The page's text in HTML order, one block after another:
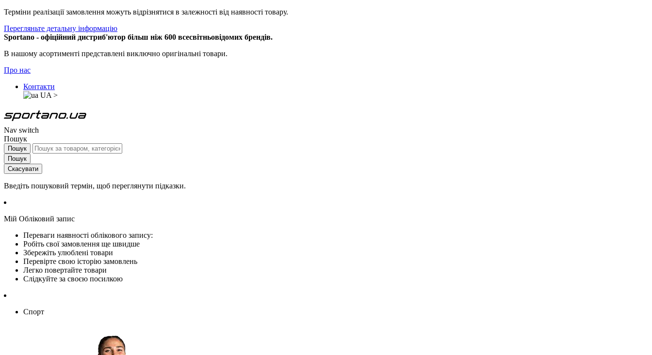
Терміни реалізації замовлення можуть відрізнятися в залежності від наявності товару.
Перегляньте детальну інформацію
Sportano - офіційний дистриб'ютор більш ніж 600 всесвітньовідомих брендів.
В нашому асортименті представлені виключно оригінальні товари.
Про нас
Контакти
UA >
Nav switch
Пошук
Пошук
Пошук
Скасувати
Введіть пошуковий термін, щоб переглянути підказки.
Мій Обліковий запис
Переваги наявності облікового запису:
Робіть свої замовлення ще швидше
Збережіть улюблені товари
Перевірте свою історію замовлень
Легко повертайте товари
Слідкуйте за своєю посилкою
Спорт